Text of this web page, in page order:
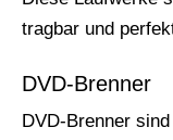
tragbar und
DVD-Brenner
DVD-Brenner